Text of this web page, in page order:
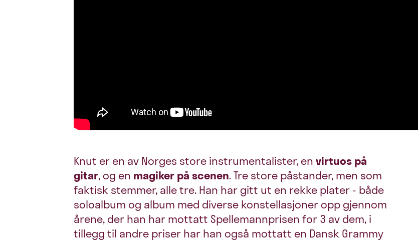
Knut er en av Norges store instrumentalister, en virtuos på
gitar, og en magiker på scenen. Tre store påstander, men som
faktisk stemmer, alle tre. Han har gitt ut en rekke plater - både
soloalbum og album med diverse konstellasjoner opp gjennom
årene, der han har mottatt Spellemannprisen for 3 av dem, i
tillegg til andre priser har han også mottatt en Dansk Grammy